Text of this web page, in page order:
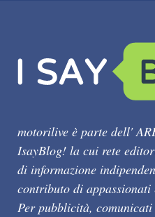
motorilive è parte dell'
IsayBlog! la cui rete
di informazione
contributo di appassionati
Per pubblicità, comunicati